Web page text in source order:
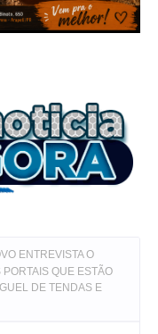
ENTREVISTA O
QUE ESTÃO
DE TENDAS E